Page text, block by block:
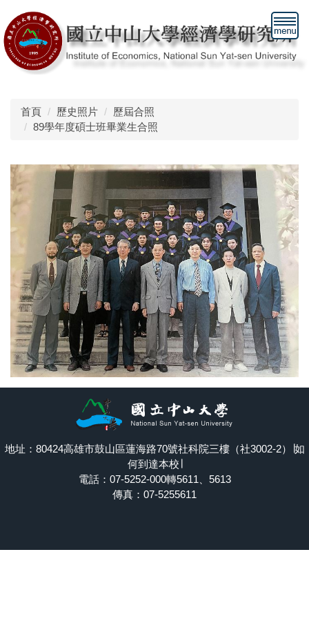
到
主
要
首頁
歷史照片
歷屆合照
89學年度碩士班畢業生合照
地址：80424高雄市鼓山區蓮海路70號社科院三樓（社3002-2）∣ 如
何到達本校
電話：07-5252-000轉5611、5613
傳真：07-5255611